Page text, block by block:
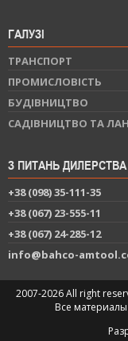
ГАЛУЗІ
ТРАНСПОРТ
ПРОМИСЛОВІСТЬ
БУДІВНИЦТВО
САДІВНИЦТВО ТА
З ПИТАНЬ ДИЛЕРСТВА
+38 (098) 35-111-35
+38 (067) 23-555-11
+38 (067) 24-285-12
info@bahco-
2007-2026 All right
Все